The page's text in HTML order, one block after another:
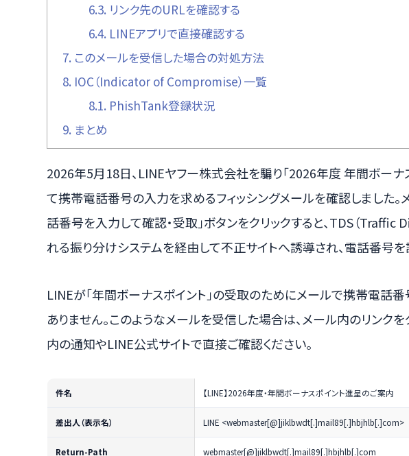
6.3. リンク先のURLを確認する
6.4. LINEアプリで直接確認する
7. このメールを受信した場合の対処方法
8. IOC（Indicator of Compromise）一覧
8.1. PhishTank登録状況
9. まとめ
2026年5月18日、LINEヤフー株式会社を騙り「2026年度 年間ボーナ
て携帯電話番号の入力を求めるフィッシングメールを確認しました。
話番号を入力して確認・受取」ボタンをクリックすると、TDS（
れる振り分けシステムを経由して不正サイトへ誘導され、電話番号を
LINEが「年間ボーナスポイント」の受取のためにメールで携帯電話
ありません。このようなメールを受信した場合は、メール内のリンクを
内の通知やLINE公式サイトで直接ご確認ください。
件名 【LINE】2026年度・年間ボーナスポイント進呈のご案内
差出人（表示名） LINE <webmaster[@]jiklbwdt[.]mail89[.]hbjhlb[.]com>
Return-Path webmaster[@]jiklbwdt[.]mail89[.]hbjhlb[.]com